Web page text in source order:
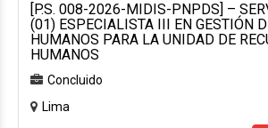
[P.S. 008-2026-MIDIS-PNPDS] –
(01) ESPECIALISTA III EN GESTIÓN
HUMANOS PARA LA UNIDAD DE
HUMANOS
Concluido
Lima